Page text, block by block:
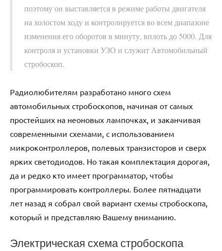
поэтому он выставляется в режиме работы двигателя
на холостом ходу и контролируется во всем диапазоне
изменения его оборотов в минуту, вплоть до 5000. Для
контроля и установки УЗО и служит Автомобильный
стробоскоп.
Радиолюбителям разработано много схем
автомобильных стробоскопов, начиная от самых
простейших на неоновых лампочках, и заканчивая
современными схемами, с использованием
микроконтроллеров, полевых транзисторов и сверх
ярких светодиодов. Но такая комплектация дорогая,
да и редко кто имеет программатор, чтобы
программировать контроллеры. Более пятнадцати
лет назад я собрал свой вариант схемы стробоскопа,
который и представляю Вашему вниманию.
Электрическая схема стробоскопа